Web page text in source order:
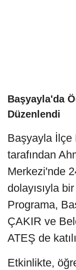
Başyayla'da
Düzenlendi
Başyayla İlçe
tarafından
Merkezi'nde
dolayısıyla
Programa,
ÇAKIR ve
ATEŞ de
Etkinlikte,